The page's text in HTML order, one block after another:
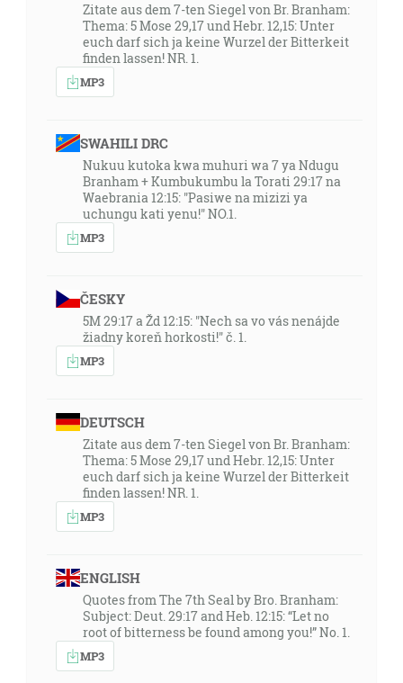
Zitate aus dem 7-ten Siegel von Br. Branham:
Thema: 5 Mose 29,17 und Hebr. 12,15: Unter
euch darf sich ja keine Wurzel der Bitterkeit
finden lassen! NR. 1.
MP3
SWAHILI DRC
Nukuu kutoka kwa muhuri wa 7 ya Ndugu
Branham + Kumbukumbu la Torati 29:17 na
Waebrania 12:15: "Pasiwe na mizizi ya
uchungu kati yenu!" NO.1.
MP3
ČESKY
5M 29:17 a Žd 12:15: "Nech sa vo vás nenájde
žiadny koreň horkosti!" č. 1.
MP3
DEUTSCH
Zitate aus dem 7-ten Siegel von Br. Branham:
Thema: 5 Mose 29,17 und Hebr. 12,15: Unter
euch darf sich ja keine Wurzel der Bitterkeit
finden lassen! NR. 1.
MP3
ENGLISH
Quotes from The 7th Seal by Bro. Branham:
Subject: Deut. 29:17 and Heb. 12:15: “Let no
root of bitterness be found among you!” No. 1.
MP3